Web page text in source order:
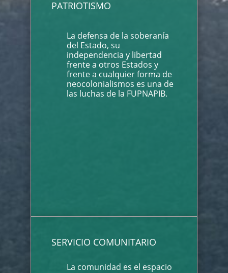
PATRIOTISMO
La defensa de la soberanía
del Estado, su
independencia y libertad
frente a otros Estados y
frente a cualquier forma de
neocolonialismos es una de
las luchas de la FUPNAPIB.
SERVICIO COMUNITARIO
La comunidad es el espacio